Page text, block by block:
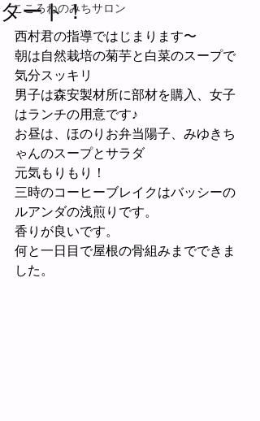
こころねのみちサロン
タート！
西村君の指導ではじまります〜
朝は自然栽培の菊芋と白菜のスープで
気分スッキリ
男子は森安製材所に部材を購入、女子
はランチの用意です♪
お昼は、ほのりお弁当陽子、みゆきち
ゃんのスープとサラダ
元気もりもり！
三時のコーヒーブレイクはバッシーの
ルアンダの浅煎りです。
香りが良いです。
何と一日目で屋根の骨組みまでできま
した。